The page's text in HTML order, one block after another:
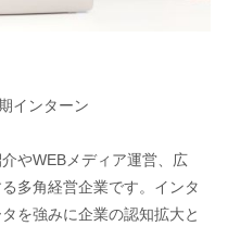
インターン
やWEBメディア運営、広
多角経営企業です。インタ
を強みに企業の認知拡大と